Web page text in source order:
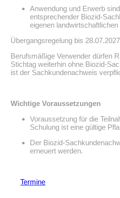
Anwendung und Erwerb
entsprechender Biozid-
eigenen landwirtschaftlichen
Übergangsregelung bis 28.07.2027
Berufsmäßige Verwender dürfen
Stichtag weiterhin ohne Biozid-
ist der Sachkundenachweis
Wichtige Voraussetzungen
Voraussetzung für die
Schulung ist eine gültige
Der Biozid-
erneuert werden.
Termine